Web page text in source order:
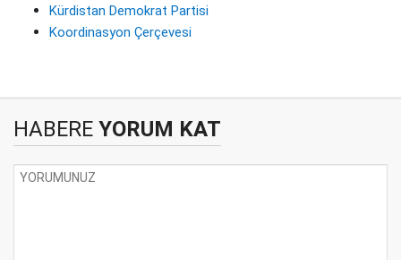
Kürdistan Demokrat Partisi
Koordinasyon Çerçevesi
HABERE YORUM KAT